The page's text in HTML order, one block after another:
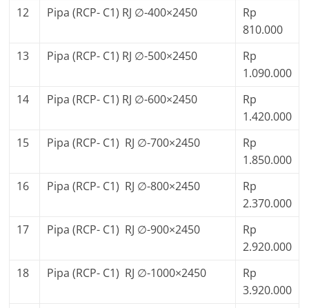
12
Pipa (RCP- C1) RJ ∅-400×2450
Rp
810.000
13
Pipa (RCP- C1) RJ ∅-500×2450
Rp
1.090.000
14
Pipa (RCP- C1) RJ ∅-600×2450
Rp
1.420.000
15
Pipa (RCP- C1) RJ ∅-700×2450
Rp
1.850.000
16
Pipa (RCP- C1) RJ ∅-800×2450
Rp
2.370.000
17
Pipa (RCP- C1) RJ ∅-900×2450
Rp
2.920.000
18
Pipa (RCP- C1) RJ ∅-1000×2450
Rp
3.920.000